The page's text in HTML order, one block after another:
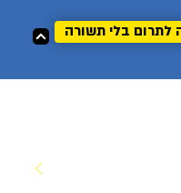
לתרום בלי תשורה